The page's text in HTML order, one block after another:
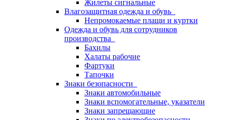
Жилеты сигнальные
Влагозащитная одежда и обувь
Непромокаемые плащи и куртки
Одежда и обувь для сотрудников
производства
Бахилы
Халаты рабочие
Фартуки
Тапочки
Знаки безопасности
Знаки автомобильные
Знаки вспомогательные, указатели
Знаки запрещающие